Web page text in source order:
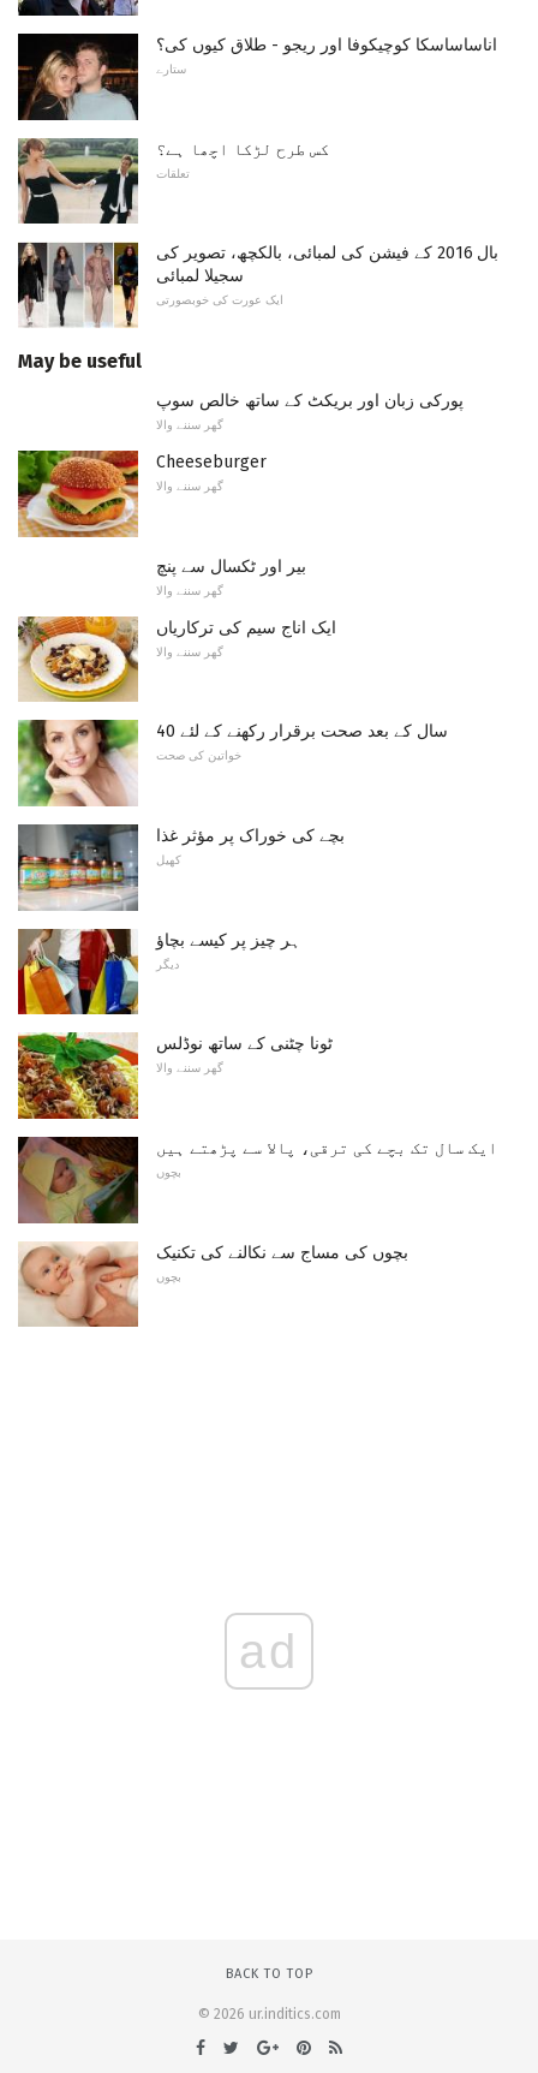
اناساساسکا کوچیکوفا اور ریجو - طلاق کیوں کی؟
ستارے
کس طرح لڑکا اچھا ہے؟
تعلقات
بال 2016 کے فیشن کی لمبائی، بالکچھ، تصویر کی
سجیلا لمبائی
ایک عورت کی خوبصورتی
May be useful
پورکی زبان اور بریکٹ کے ساتھ خالص سوپ
گھر سننے والا
Cheeseburger
گھر سننے والا
بیر اور ٹکسال سے پنچ
گھر سننے والا
ایک اناج سیم کی ترکاریاں
گھر سننے والا
40 سال کے بعد صحت برقرار رکھنے کے لئے
خواتین کی صحت
بچے کی خوراک پر مؤثر غذا
کھیل
ہر چیز پر کیسے بچاؤ
دیگر
ٹونا چٹنی کے ساتھ نوڈلس
گھر سننے والا
ایک سال تک بچے کی ترقی، پالا سے پڑھتے ہیں
بچوں
بچوں کی مساج سے نکالنے کی تکنیک
بچوں
ad
BACK TO TOP
© 2026 ur.inditics.com